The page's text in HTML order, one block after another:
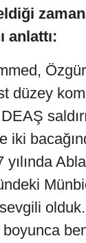
anlattı:
düzey
iki
yılında
boyunca